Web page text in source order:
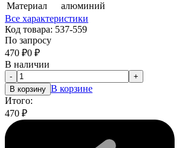
Материал
алюминий
Все характеристики
Код товара: 537-559
По запросу
470 ₽0 ₽
В наличии
-
+
В корзину В корзине
Итого:
470 ₽